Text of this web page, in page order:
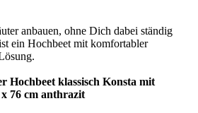
anbauen, ohne Dich dabei ständig
ein Hochbeet mit komfortabler
Hochbeet klassisch Konsta mit
76 cm anthrazit